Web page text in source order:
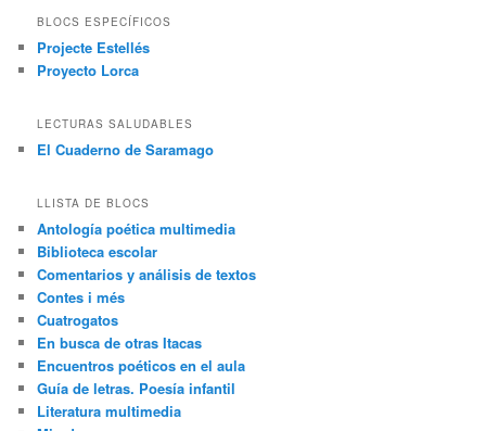
BLOCS ESPECÍFICOS
Projecte Estellés
Proyecto Lorca
LECTURAS SALUDABLES
El Cuaderno de Saramago
LLISTA DE BLOCS
Antología poética multimedia
Biblioteca escolar
Comentarios y análisis de textos
Contes i més
Cuatrogatos
En busca de otras Itacas
Encuentros poéticos en el aula
Guía de letras. Poesía infantil
Literatura multimedia